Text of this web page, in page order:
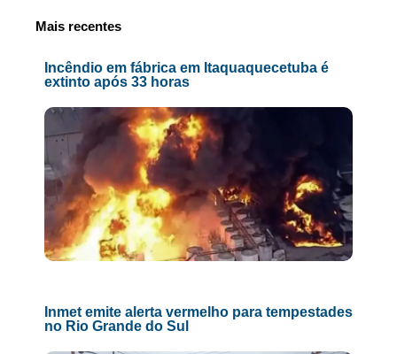
Mais recentes
Incêndio em fábrica em Itaquaquecetuba é
extinto após 33 horas
Inmet emite alerta vermelho para tempestades
no Rio Grande do Sul